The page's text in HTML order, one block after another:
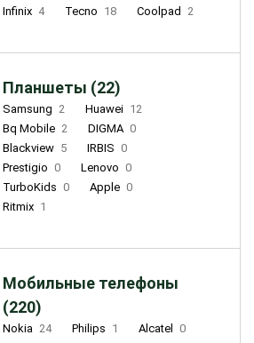
Infinix 4 Tecno 18 Coolpad 2
Планшеты (22)
Samsung 2 Huawei 12
Bq Mobile 2 DIGMA 0
Blackview 5 IRBIS 0
Prestigio 0 Lenovo 0
TurboKids 0 Apple 0
Ritmix 1
Мобильные телефоны
(220)
Nokia 24 Philips 1 Alcatel
0